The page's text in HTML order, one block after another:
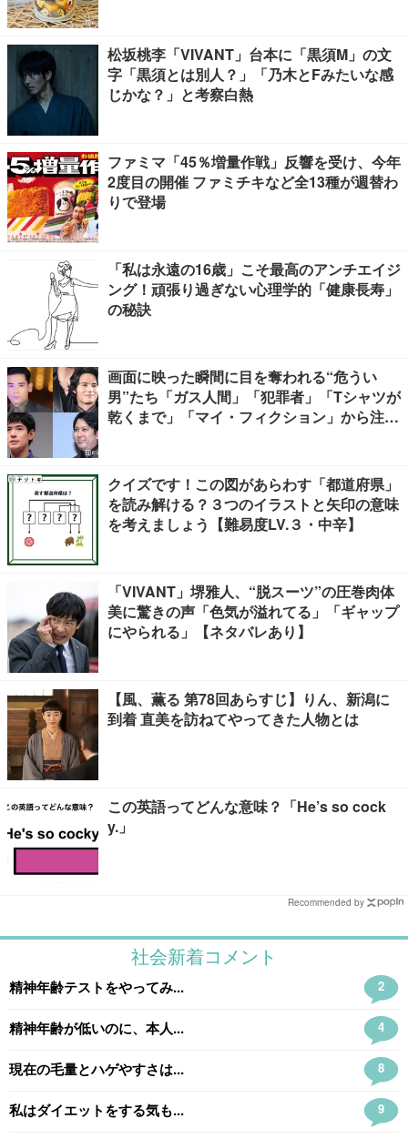
松坂桃李「VIVANT」台本に「黒須M」の文
字「黒須とは別人？」「乃木とFみたいな感
じかな？」と考察白熱
ファミマ「45％増量作戦」反響を受け、今年
2度目の開催 ファミチキなど全13種が週替わ
りで登場
「私は永遠の16歳」こそ最高のアンチエイジ
ング！頑張り過ぎない心理学的「健康長寿」
の秘訣
画面に映った瞬間に目を奪われる“危うい
男”たち「ガス人間」「犯罪者」「Tシャツが
乾くまで」「マイ・フィクション」から注目
クイズです！この図があらわす「都道府県」
を読み解ける？３つのイラストと矢印の意味
を考えましょう【難易度LV.３・中辛】
「VIVANT」堺雅人、“脱スーツ”の圧巻肉体
美に驚きの声「色気が溢れてる」「ギャップ
にやられる」【ネタバレあり】
【風、薫る 第78回あらすじ】りん、新潟に
到着 直美を訪ねてやってきた人物とは
この英語ってどんな意味？「He’s so cock
y.」
Recommended by